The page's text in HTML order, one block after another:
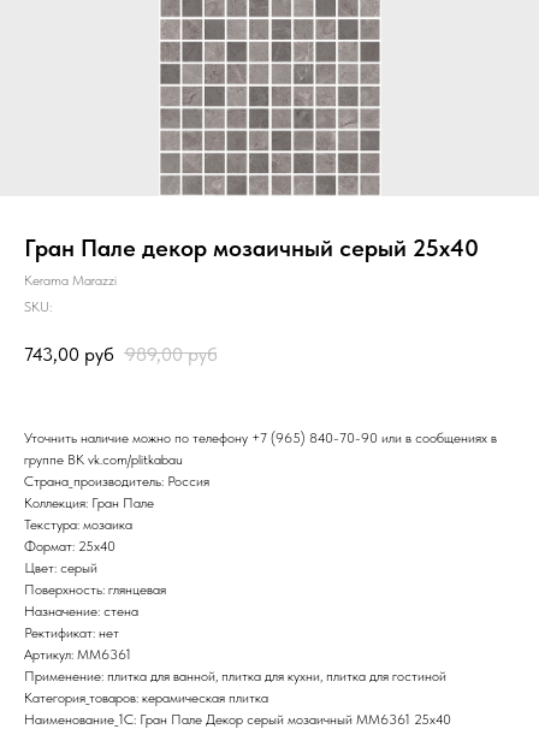
Гран Пале декор мозаичный серый 25х40
Kerama Marazzi
SKU:
743,00 руб 989,00 руб
Уточнить наличие можно по телефону +7 (965) 840-70-90 или в сообщениях в
группе ВК vk.com/plitkabau
Страна_производитель: Россия
Коллекция: Гран Пале
Текстура: мозаика
Формат: 25x40
Цвет: серый
Поверхность: глянцевая
Назначение: стена
Ректификат: нет
Артикул: MM6361
Применение: плитка для ванной, плитка для кухни, плитка для гостиной
Категория_товаров: керамическая плитка
Наименование_1С: Гран Пале Декор серый мозаичный MM6361 25х40